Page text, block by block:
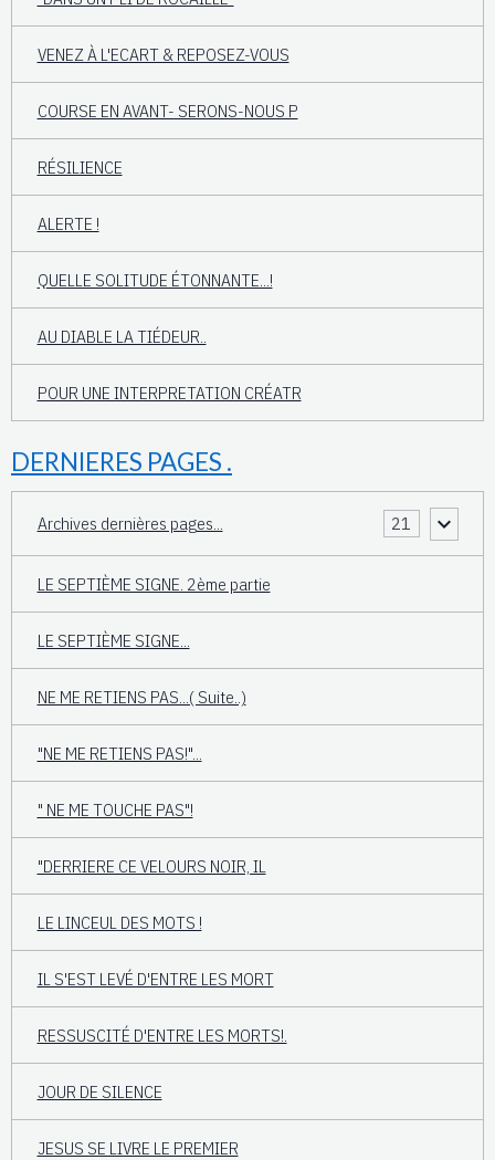
VENEZ À L'ECART & REPOSEZ-VOUS
COURSE EN AVANT- SERONS-NOUS P
RÉSILIENCE
ALERTE !
QUELLE SOLITUDE ÉTONNANTE...!
AU DIABLE LA TIÉDEUR..
POUR UNE INTERPRETATION CRÉATR
DERNIERES PAGES .
Archives dernières pages... 21
LE SEPTIÈME SIGNE. 2ème partie
LE SEPTIÈME SIGNE...
NE ME RETIENS PAS...( Suite..)
"NE ME RETIENS PAS!"...
" NE ME TOUCHE PAS"!
"DERRIERE CE VELOURS NOIR, IL
LE LINCEUL DES MOTS !
IL S'EST LEVÉ D'ENTRE LES MORT
RESSUSCITÉ D'ENTRE LES MORTS!.
JOUR DE SILENCE
JESUS SE LIVRE LE PREMIER